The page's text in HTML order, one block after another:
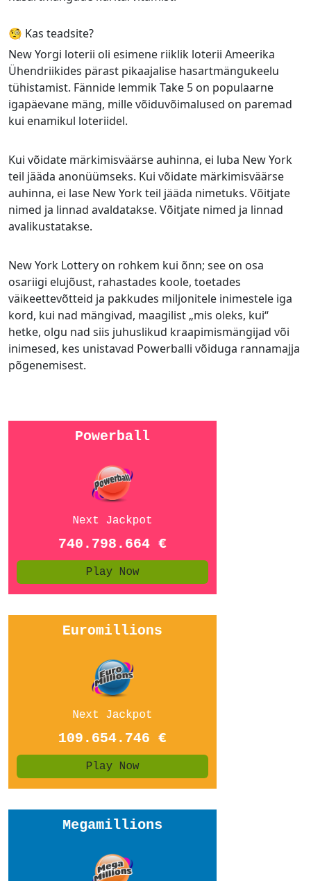
🧐 Kas teadsite?
New Yorgi loterii oli esimene riiklik loterii Ameerika
Ühendriikides pärast pikaajalise hasartmängukeelu
tühistamist. Fännide lemmik Take 5 on populaarne
igapäevane mäng, mille võiduvõimalused on paremad
kui enamikul loteriidel.
Kui võidate märkimisväärse auhinna, ei luba New York
teil jääda anonüümseks. Kui võidate märkimisväärse
auhinna, ei lase New York teil jääda nimetuks. Võitjate
nimed ja linnad avaldatakse. Võitjate nimed ja linnad
avalikustatakse.
New York Lottery on rohkem kui õnn; see on osa
osariigi elujõust, rahastades koole, toetades
väikeettevõtteid ja pakkudes miljonitele inimestele iga
kord, kui nad mängivad, maagilist „mis oleks, kui“
hetke, olgu nad siis juhuslikud kraapimismängijad või
inimesed, kes unistavad Powerballi võiduga rannamajja
põgenemisest.